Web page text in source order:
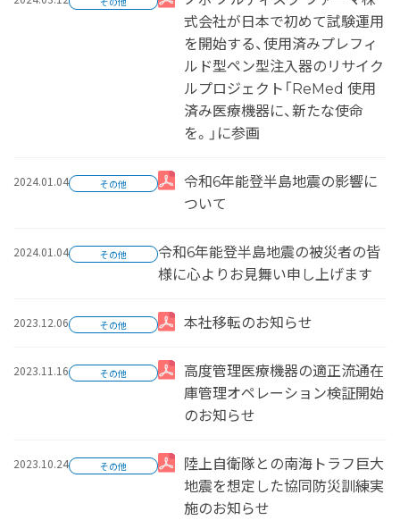
式会社が日本で初めて試験運用
を開始する、使用済みプレフィ
ルド型ペン型注入器のリサイク
ルプロジェクト「ReMed 使用
済み医療機器に、新たな使命
を。」に参画
2024.01.04 その他
令和6年能登半島地震の影響に
ついて
2024.01.04 その他
令和6年能登半島地震の被災者の皆
様に心よりお見舞い申し上げます
2023.12.06 その他 本社移転のお知らせ
2023.11.16 その他
高度管理医療機器の適正流通在
庫管理オペレーション検証開始
のお知らせ
2023.10.24 その他
陸上自衛隊との南海トラフ巨大
地震を想定した協同防災訓練実
施のお知らせ